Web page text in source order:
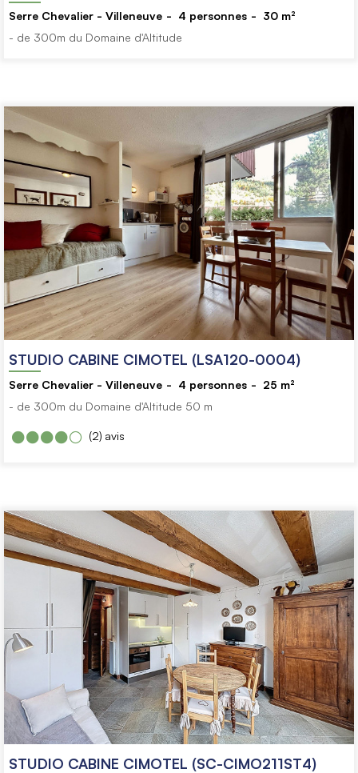
Serre Chevalier - Villeneuve 4 personnes 30 m²
- de 300m du Domaine d'Altitude
STUDIO CABINE CIMOTEL (LSA120-0004)
Serre Chevalier - Villeneuve 4 personnes 25 m²
- de 300m du Domaine d'Altitude 50 m
avis
(2)
STUDIO CABINE CIMOTEL (SC-CIMO211ST4)